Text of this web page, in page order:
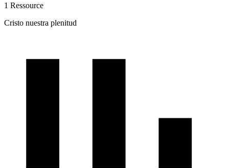
1 Ressource
Cristo nuestra plenitud